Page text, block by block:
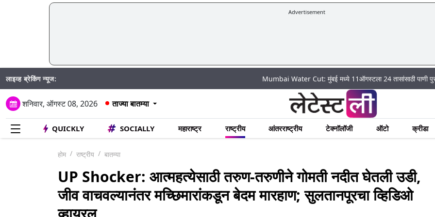
Advertisement
लाइव्ह ब्रेकिंग न्यूज: Mumbai Water Cut: मुंबई मध्ये 11ऑगस्टला 24 तासांसाठी पाणी पुरवठा
शनिवार, ऑगस्ट 08, 2026 ताज्या बातम्या
QUICKLY SOCIALLY महाराष्ट्र राष्ट्रीय आंतरराष्ट्रीय टेक्नॉलॉजी ऑटो क्रीडा
होम राष्ट्रीय बातम्या
UP Shocker: आत्महत्येसाठी तरुण-तरुणीने गोमती नदीत घेतली उडी,
जीव वाचवल्यानंतर मच्छिमारांकडून बेदम मारहाण; सुलतानपूरचा व्हिडिओ